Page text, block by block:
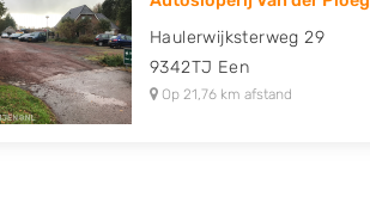
Haulerwijksterweg 29
9342TJ Een
Op 21,76 km afstand